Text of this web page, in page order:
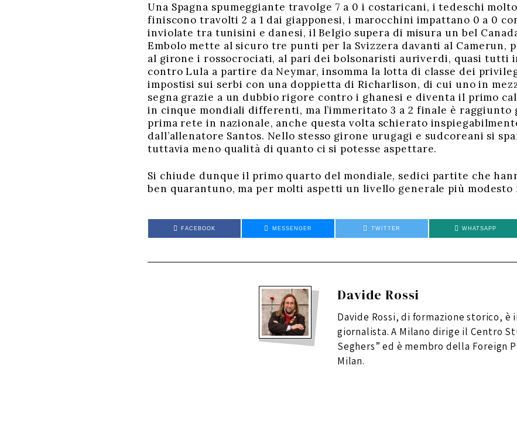
Una Spagna spumeggiante travolge 7 a 0 i costaricani, i tedeschi
finiscono travolti 2 a 1 dai giapponesi, i marocchini impattano 0 a 0
inviolate tra tunisini e danesi, il Belgio supera di misura un bel
Embolo mette al sicuro tre punti per la Svizzera davanti al Camerun,
al girone i rossocrociati, al pari dei bolsonaristi auriverdi, quasi tutti
contro Lula a partire da Neymar, insomma la lotta di classe dei
impostisi sui serbi con una doppietta di Richarlison, di cui uno in
segna grazie a un dubbio rigore contro i ghanesi e diventa il primo
in cinque mondiali differenti, ma l’immeritato 3 a 2 finale è raggiunto
prima rete in nazionale, anche questa volta schierato
dall’allenatore Santos. Nello stesso girone urugagi e sudcoreani si
tuttavia meno qualità di quanto ci si potesse aspettare.
Si chiude dunque il primo quarto del mondiale, sedici partite che
ben quarantuno, ma per molti aspetti un livello generale più modesto
FACEBOOK MESSENGER TWITTER WHATSAPP
Davide Rossi
Davide Rossi, di formazione storico, è
giornalista. A Milano dirige il Centro
Seghers” ed è membro della Foreign
Milan.